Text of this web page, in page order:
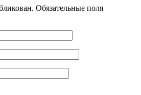
Обязательные поля